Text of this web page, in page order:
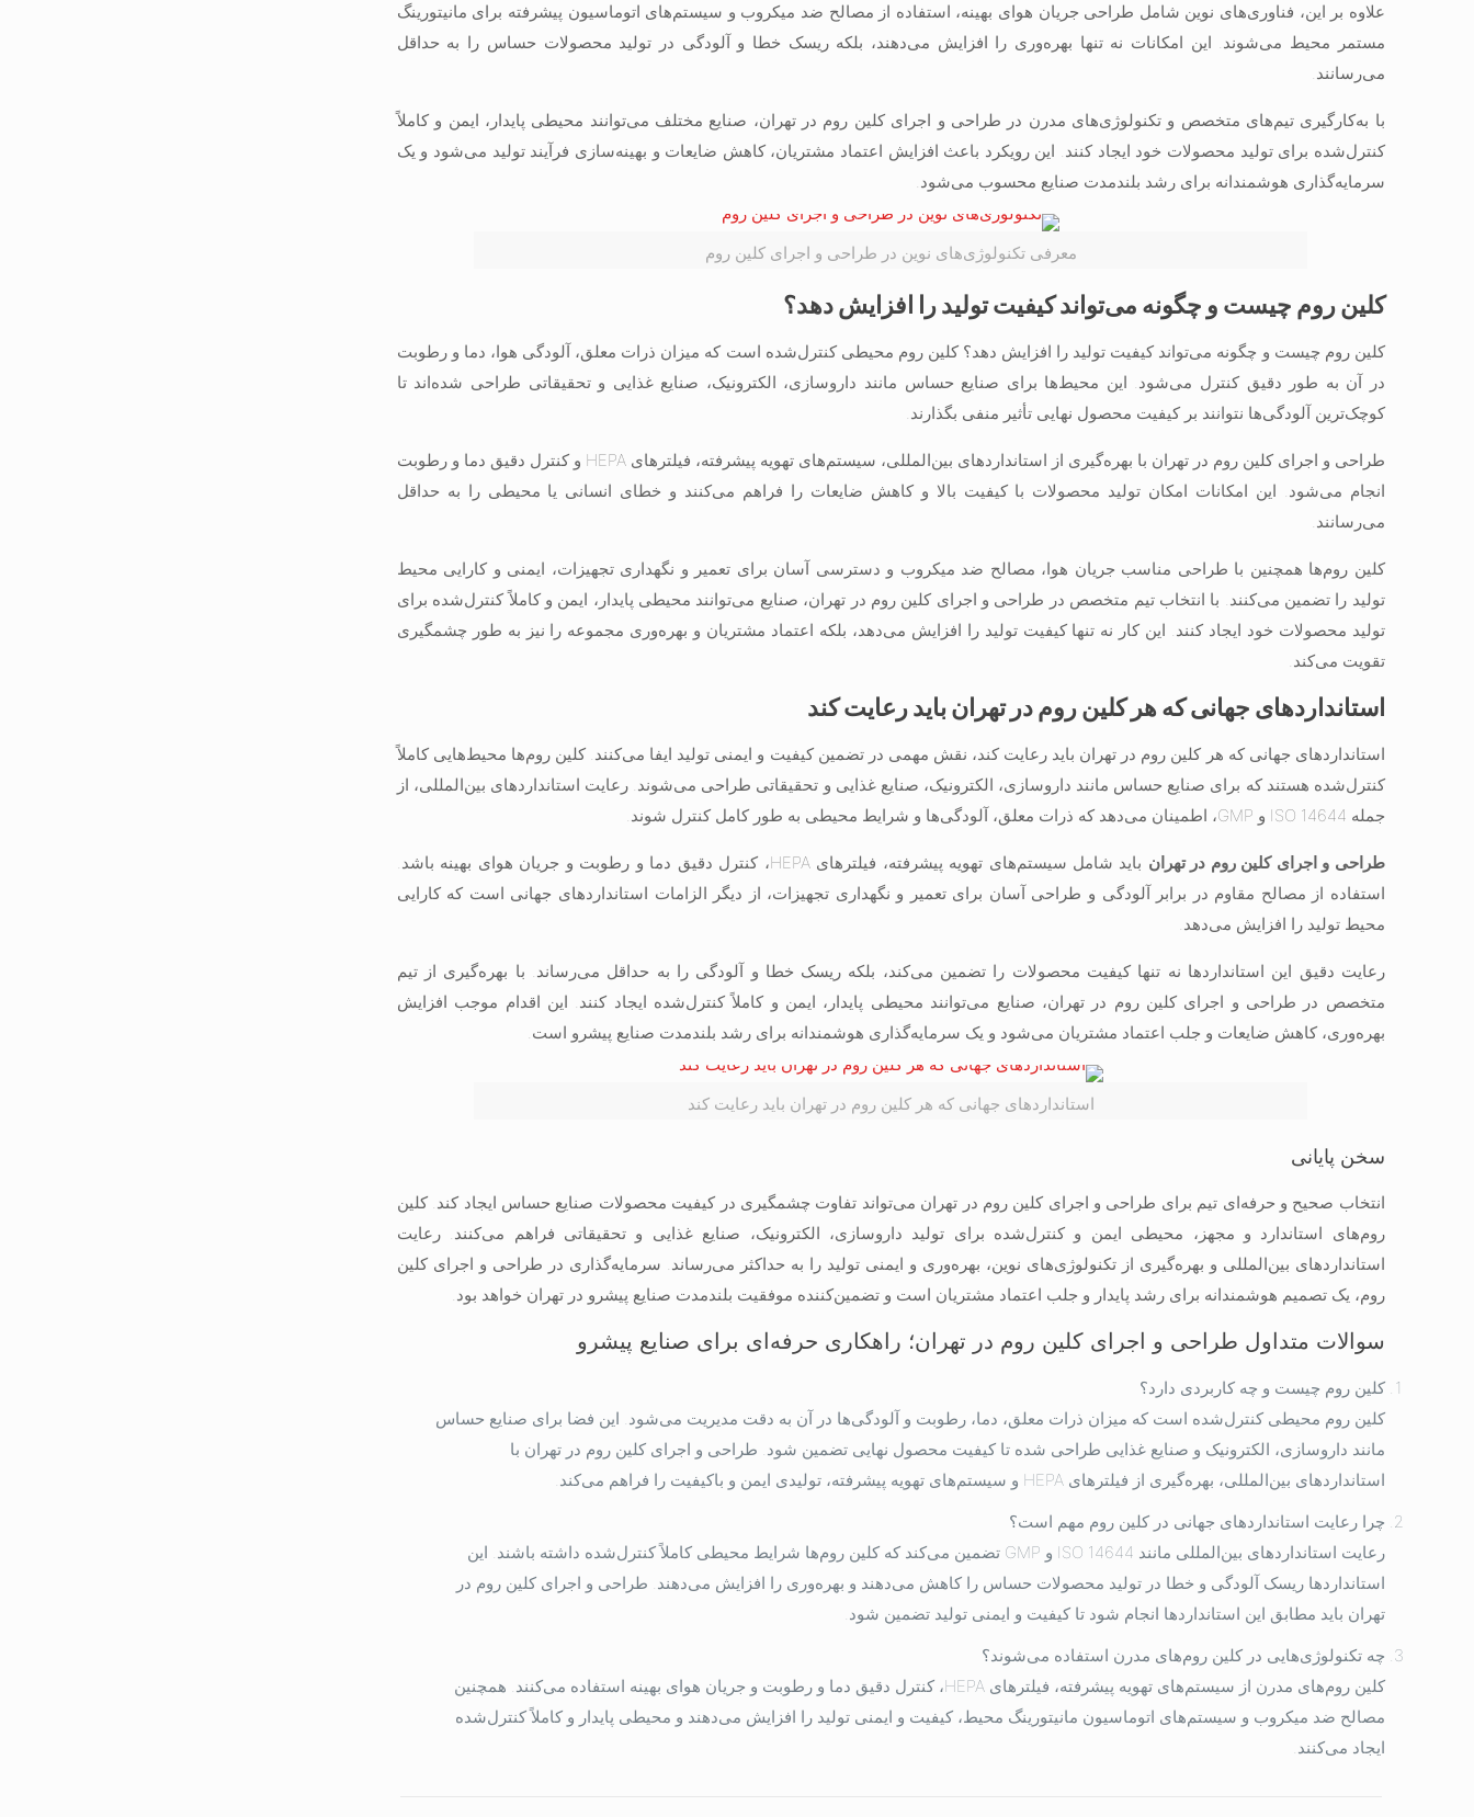
علاوه بر این، فناوری‌های نوین شامل طراحی جریان هوای بهینه، استفاده از مصالح ضد میکروب و سیستم‌های اتوماسیون پیشرفته برای مانیتورینگ
مستمر محیط می‌شوند. این امکانات نه تنها بهره‌وری را افزایش می‌دهند، بلکه ریسک خطا و آلودگی در تولید محصولات حساس را به حداقل
می‌رسانند.
با به‌کارگیری تیم‌های متخصص و تکنولوژی‌های مدرن در طراحی و اجرای کلین روم در تهران، صنایع مختلف می‌توانند محیطی پایدار، ایمن و کاملاً
کنترل‌شده برای تولید محصولات خود ایجاد کنند. این رویکرد باعث افزایش اعتماد مشتریان، کاهش ضایعات و بهینه‌سازی فرآیند تولید می‌شود و یک
سرمایه‌گذاری هوشمندانه برای رشد بلندمدت صنایع محسوب می‌شود.
معرفی تکنولوژی‌های نوین در طراحی و اجرای کلین روم
کلین روم چیست و چگونه می‌تواند کیفیت تولید را افزایش دهد؟
کلین روم چیست و چگونه می‌تواند کیفیت تولید را افزایش دهد؟ کلین روم محیطی کنترل‌شده است که میزان ذرات معلق، آلودگی هوا، دما و رطوبت
در آن به طور دقیق کنترل می‌شود. این محیط‌ها برای صنایع حساس مانند داروسازی، الکترونیک، صنایع غذایی و تحقیقاتی طراحی شده‌اند تا
کوچک‌ترین آلودگی‌ها نتوانند بر کیفیت محصول نهایی تأثیر منفی بگذارند.
طراحی و اجرای کلین روم در تهران با بهره‌گیری از استانداردهای بین‌المللی، سیستم‌های تهویه پیشرفته، فیلترهای HEPA و کنترل دقیق دما و رطوبت
انجام می‌شود. این امکانات امکان تولید محصولات با کیفیت بالا و کاهش ضایعات را فراهم می‌کنند و خطای انسانی یا محیطی را به حداقل
می‌رسانند.
کلین روم‌ها همچنین با طراحی مناسب جریان هوا، مصالح ضد میکروب و دسترسی آسان برای تعمیر و نگهداری تجهیزات، ایمنی و کارایی محیط
تولید را تضمین می‌کنند. با انتخاب تیم متخصص در طراحی و اجرای کلین روم در تهران، صنایع می‌توانند محیطی پایدار، ایمن و کاملاً کنترل‌شده برای
تولید محصولات خود ایجاد کنند. این کار نه تنها کیفیت تولید را افزایش می‌دهد، بلکه اعتماد مشتریان و بهره‌وری مجموعه را نیز به طور چشمگیری
تقویت می‌کند.
استانداردهای جهانی که هر کلین روم در تهران باید رعایت کند
استانداردهای جهانی که هر کلین روم در تهران باید رعایت کند، نقش مهمی در تضمین کیفیت و ایمنی تولید ایفا می‌کنند. کلین روم‌ها محیط‌هایی کاملاً
کنترل‌شده هستند که برای صنایع حساس مانند داروسازی، الکترونیک، صنایع غذایی و تحقیقاتی طراحی می‌شوند. رعایت استانداردهای بین‌المللی، از
جمله ISO 14644 و GMP، اطمینان می‌دهد که ذرات معلق، آلودگی‌ها و شرایط محیطی به طور کامل کنترل شوند.
طراحی و اجرای کلین روم در تهران
باید شامل سیستم‌های تهویه پیشرفته، فیلترهای HEPA، کنترل دقیق دما و رطوبت و جریان هوای بهینه باشد.
استفاده از مصالح مقاوم در برابر آلودگی و طراحی آسان برای تعمیر و نگهداری تجهیزات، از دیگر الزامات استانداردهای جهانی است که کارایی
محیط تولید را افزایش می‌دهد.
رعایت دقیق این استانداردها نه تنها کیفیت محصولات را تضمین می‌کند، بلکه ریسک خطا و آلودگی را به حداقل می‌رساند. با بهره‌گیری از تیم
متخصص در طراحی و اجرای کلین روم در تهران، صنایع می‌توانند محیطی پایدار، ایمن و کاملاً کنترل‌شده ایجاد کنند. این اقدام موجب افزایش
بهره‌وری، کاهش ضایعات و جلب اعتماد مشتریان می‌شود و یک سرمایه‌گذاری هوشمندانه برای رشد بلندمدت صنایع پیشرو است.
استانداردهای جهانی که هر کلین روم در تهران باید رعایت کند
سخن پایانی
انتخاب صحیح و حرفه‌ای تیم برای طراحی و اجرای کلین روم در تهران می‌تواند تفاوت چشمگیری در کیفیت محصولات صنایع حساس ایجاد کند. کلین
روم‌های استاندارد و مجهز، محیطی ایمن و کنترل‌شده برای تولید داروسازی، الکترونیک، صنایع غذایی و تحقیقاتی فراهم می‌کنند. رعایت
استانداردهای بین‌المللی و بهره‌گیری از تکنولوژی‌های نوین، بهره‌وری و ایمنی تولید را به حداکثر می‌رساند. سرمایه‌گذاری در طراحی و اجرای کلین
روم، یک تصمیم هوشمندانه برای رشد پایدار و جلب اعتماد مشتریان است و تضمین‌کننده موفقیت بلندمدت صنایع پیشرو در تهران خواهد بود.
سوالات متداول طراحی و اجرای کلین روم در تهران؛ راهکاری حرفه‌ای برای صنایع پیشرو
کلین روم چیست و چه کاربردی دارد؟
کلین روم محیطی کنترل‌شده است که میزان ذرات معلق، دما، رطوبت و آلودگی‌ها در آن به دقت مدیریت می‌شود. این فضا برای صنایع حساس
مانند داروسازی، الکترونیک و صنایع غذایی طراحی شده تا کیفیت محصول نهایی تضمین شود. طراحی و اجرای کلین روم در تهران با
استانداردهای بین‌المللی، بهره‌گیری از فیلترهای HEPA و سیستم‌های تهویه پیشرفته، تولیدی ایمن و باکیفیت را فراهم می‌کند.
چرا رعایت استانداردهای جهانی در کلین روم مهم است؟
رعایت استانداردهای بین‌المللی مانند ISO 14644 و GMP تضمین می‌کند که کلین روم‌ها شرایط محیطی کاملاً کنترل‌شده داشته باشند. این
استانداردها ریسک آلودگی و خطا در تولید محصولات حساس را کاهش می‌دهند و بهره‌وری را افزایش می‌دهند. طراحی و اجرای کلین روم در
تهران باید مطابق این استانداردها انجام شود تا کیفیت و ایمنی تولید تضمین شود.
چه تکنولوژی‌هایی در کلین روم‌های مدرن استفاده می‌شوند؟
کلین روم‌های مدرن از سیستم‌های تهویه پیشرفته، فیلترهای HEPA، کنترل دقیق دما و رطوبت و جریان هوای بهینه استفاده می‌کنند. همچنین
مصالح ضد میکروب و سیستم‌های اتوماسیون مانیتورینگ محیط، کیفیت و ایمنی تولید را افزایش می‌دهند و محیطی پایدار و کاملاً کنترل‌شده
ایجاد می‌کنند.